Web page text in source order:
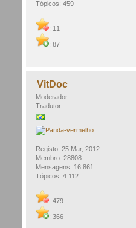
Tópicos: 459
: 11
: 87
VitDoc
Moderador
Tradutor
Registo: 25 Mar, 2012
Membro: 28808
Mensagens: 16 861
Tópicos: 4 112
: 479
: 366